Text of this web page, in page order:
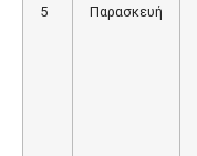
5 Παρασκευή